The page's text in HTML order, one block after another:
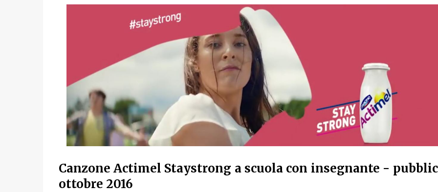
Canzone Actimel Staystrong a scuola con insegnante -
ottobre 2016